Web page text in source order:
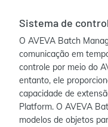
Sistema de
O AVEVA Batch
comunicação em
controle por meio do
entanto, ele
capacidade de
Platform. O AVEVA
modelos de objetos